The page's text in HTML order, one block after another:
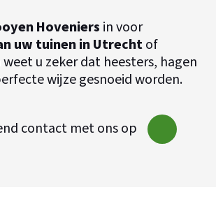
Hoveniers in voor
uw tuinen in Utrechtof
u zeker dat heesters, hagen
wijze gesnoeid worden.
contact met ons op